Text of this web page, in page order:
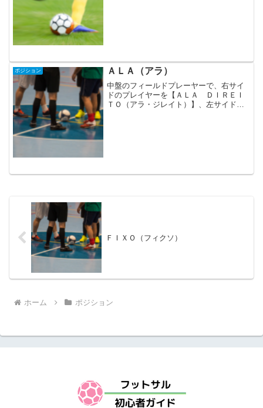
ポジション ＡＬＡ（アラ）
中盤のフィールドプレーヤーで、右サイ
ドのプレイヤーを【ＡＬＡ ＤＩＲＥＩ
ＴＯ（アラ・ジレイト）】、左サイドの
ＦＩＸＯ（フィクソ）
ホーム ポジション